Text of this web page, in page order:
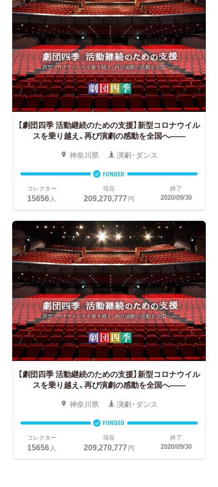
【劇団四季 活動継続のための支援】新型コロナウイル
スを乗り越え、再び演劇の感動を全国へ――
神奈川県 演劇・ダンス
FUNDED
コレクター
15656人
現在
209,270,777円
終了
2020/09/30
【劇団四季 活動継続のための支援】新型コロナウイル
スを乗り越え、再び演劇の感動を全国へ――
神奈川県 演劇・ダンス
FUNDED
コレクター
15656 人
現在
209,270,777円
終了
2020/09/30